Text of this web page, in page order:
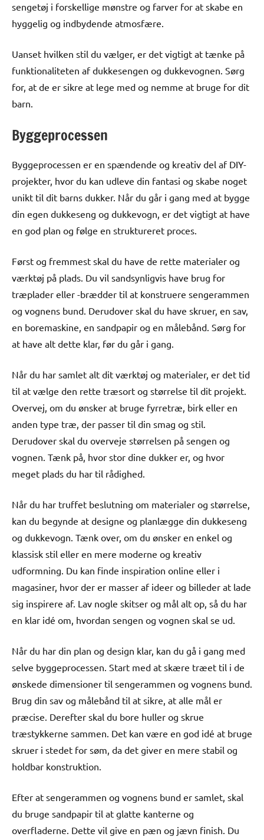
sengetøj i forskellige mønstre og farver for at skabe en
hyggelig og indbydende atmosfære.
Uanset hvilken stil du vælger, er det vigtigt at tænke på
funktionaliteten af dukkesengen og dukkevognen. Sørg
for, at de er sikre at lege med og nemme at bruge for dit
barn.
Byggeprocessen
Byggeprocessen er en spændende og kreativ del af DIY-
projekter, hvor du kan udleve din fantasi og skabe noget
unikt til dit barns dukker. Når du går i gang med at bygge
din egen dukkeseng og dukkevogn, er det vigtigt at have
en god plan og følge en struktureret proces.
Først og fremmest skal du have de rette materialer og
værktøj på plads. Du vil sandsynligvis have brug for
træplader eller -brædder til at konstruere sengerammen
og vognens bund. Derudover skal du have skruer, en sav,
en boremaskine, en sandpapir og en målebånd. Sørg for
at have alt dette klar, før du går i gang.
Når du har samlet alt dit værktøj og materialer, er det tid
til at vælge den rette træsort og størrelse til dit projekt.
Overvej, om du ønsker at bruge fyrretræ, birk eller en
anden type træ, der passer til din smag og stil.
Derudover skal du overveje størrelsen på sengen og
vognen. Tænk på, hvor stor dine dukker er, og hvor
meget plads du har til rådighed.
Når du har truffet beslutning om materialer og størrelse,
kan du begynde at designe og planlægge din dukkeseng
og dukkevogn. Tænk over, om du ønsker en enkel og
klassisk stil eller en mere moderne og kreativ
udformning. Du kan finde inspiration online eller i
magasiner, hvor der er masser af ideer og billeder at lade
sig inspirere af. Lav nogle skitser og mål alt op, så du har
en klar idé om, hvordan sengen og vognen skal se ud.
Når du har din plan og design klar, kan du gå i gang med
selve byggeprocessen. Start med at skære træet til i de
ønskede dimensioner til sengerammen og vognens bund.
Brug din sav og målebånd til at sikre, at alle mål er
præcise. Derefter skal du bore huller og skrue
træstykkerne sammen. Det kan være en god idé at bruge
skruer i stedet for søm, da det giver en mere stabil og
holdbar konstruktion.
Efter at sengerammen og vognens bund er samlet, skal
du bruge sandpapir til at glatte kanterne og
overfladerne. Dette vil give en pæn og jævn finish. Du